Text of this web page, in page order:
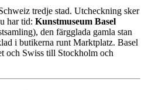
tredje stad. Utcheckning sker
har tid: Kunstmuseum Basel
den färgglada gamla stan
i butikerna runt Marktplatz. Basel
och Swiss till Stockholm och